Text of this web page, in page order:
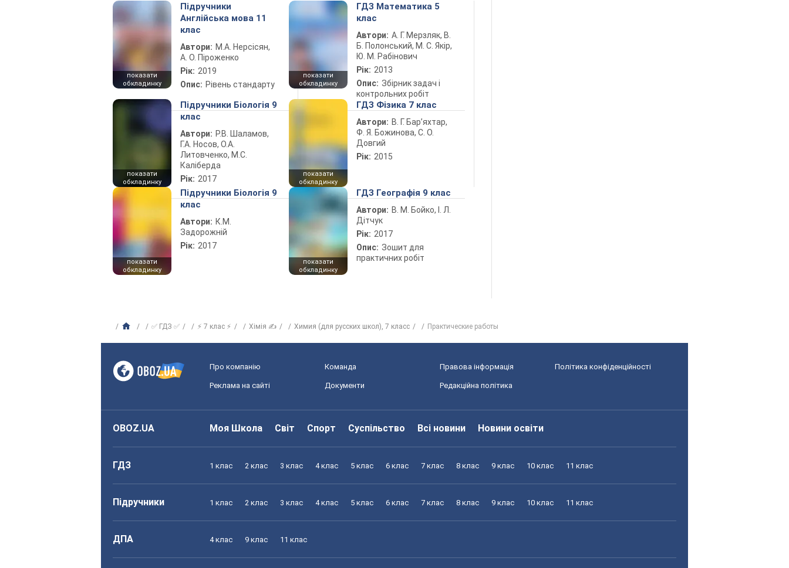
показати
обкладинку
Підручники
Англійська мова 11
клас
Автори: М.А. Нерсісян,
А. О. Піроженко
Рік: 2019
Опис: Рівень стандарту
показати
обкладинку
ГДЗ Математика 5
клас
Автори: А. Г. Мерзляк, В.
Б. Полонський, М. С. Якір,
Ю. М. Рабінович
Рік: 2013
Опис: Збірник задач і
контрольних робіт
показати
обкладинку
Підручники Біологія 9
клас
Автори: Р.В. Шаламов,
Г.А. Носов, О.А.
Литовченко, М.С.
Каліберда
Рік: 2017
показати
обкладинку
ГДЗ Фізика 7 клас
Автори: В. Г. Бар’яхтар,
Ф. Я. Божинова, С. О.
Довгий
Рік: 2015
показати
обкладинку
Підручники Біологія 9
клас
Автори: К.М.
Задорожній
Рік: 2017
показати
обкладинку
ГДЗ Географія 9 клас
Автори: В. М. Бойко, І. Л.
Дітчук
Рік: 2017
Опис: Зошит для
практичних робіт
✅ ГДЗ ✅ ⚡ 7 клас ⚡ Хімія ✍ Химия (для русских школ), 7 класс Практические работы
Про компанію Команда Правова інформація Політика конфіденційності
Реклама на сайті Документи Редакційна політика
OBOZ.UA Моя Школа Світ Спорт Суспільство Всі новини Новини освіти
ГДЗ 1 клас 2 клас 3 клас 4 клас 5 клас 6 клас 7 клас 8 клас 9 клас 10 клас 11 клас
Підручники 1 клас 2 клас 3 клас 4 клас 5 клас 6 клас 7 клас 8 клас 9 клас 10 клас 11 клас
ДПА 4 клас 9 клас 11 клас